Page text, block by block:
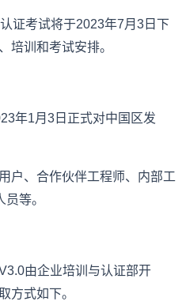
证考试将于2023年7月3日下
培训和考试安排。
年1月3日正式对中国区发
户、合作伙伴工程师、内部工
等。
由企业培训与认证部开
方式如下。